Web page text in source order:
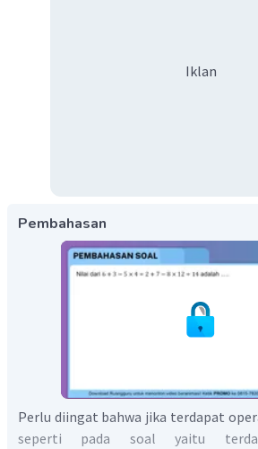
Iklan
Pembahasan
Perlu diingat bahwa jika terdapat
seperti pada soal yaitu